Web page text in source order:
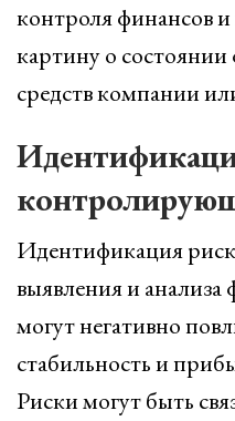
контроля финансов
картину о
средств компании
Идентификация
выявления и
могут негативно
стабильность и
Риски могут быть